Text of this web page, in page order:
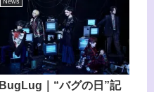
BugLug｜“バグの日”記